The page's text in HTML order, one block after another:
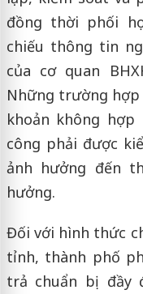
đồng thời phối
chiếu thông tin
của cơ quan
Những trường
khoản không
công phải được
ảnh hưởng đến
hưởng.
Đối với hình thức
tỉnh, thành phố
trả chuẩn bị đầy